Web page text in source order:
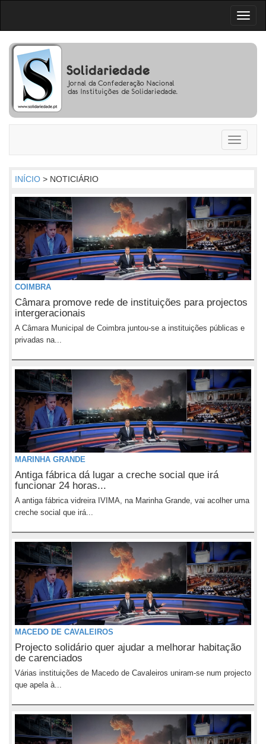
Toggle
INÍCIO > NOTICIÁRIO
COIMBRA
Câmara promove rede de instituições para projectos
intergeracionais
A Câmara Municipal de Coimbra juntou-se a instituições públicas e
privadas na...
MARINHA GRANDE
Antiga fábrica dá lugar a creche social que irá
funcionar 24 horas...
A antiga fábrica vidreira IVIMA, na Marinha Grande, vai acolher uma
creche social que irá...
MACEDO DE CAVALEIROS
Projecto solidário quer ajudar a melhorar habitação
de carenciados
Várias instituições de Macedo de Cavaleiros uniram-se num projecto
que apela à...